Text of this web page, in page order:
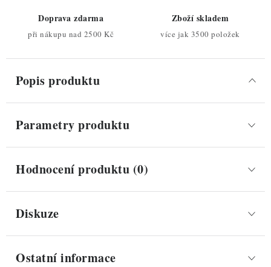
Doprava zdarma
při nákupu nad 2500 Kč
Zboží skladem
více jak 3500 položek
Popis produktu
Parametry produktu
Hodnocení produktu (0)
Diskuze
Ostatní informace